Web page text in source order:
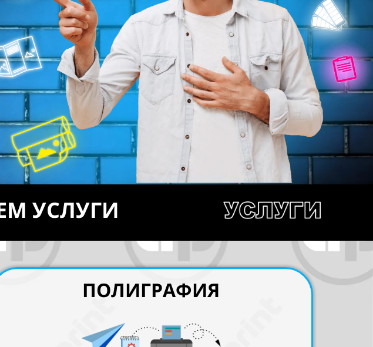
УСЛУГИ
ПОЛИГРАФИЯ